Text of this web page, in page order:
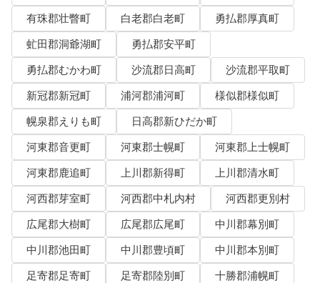
有珠郡壮瞥町
白老郡白老町
勇払郡厚真町
虻田郡洞爺湖町
勇払郡安平町
勇払郡むかわ町
沙流郡日高町
沙流郡平取町
新冠郡新冠町
浦河郡浦河町
様似郡様似町
幌泉郡えりも町
日高郡新ひだか町
河東郡音更町
河東郡士幌町
河東郡上士幌町
河東郡鹿追町
上川郡新得町
上川郡清水町
河西郡芽室町
河西郡中札内村
河西郡更別村
広尾郡大樹町
広尾郡広尾町
中川郡幕別町
中川郡池田町
中川郡豊頃町
中川郡本別町
足寄郡足寄町
足寄郡陸別町
十勝郡浦幌町